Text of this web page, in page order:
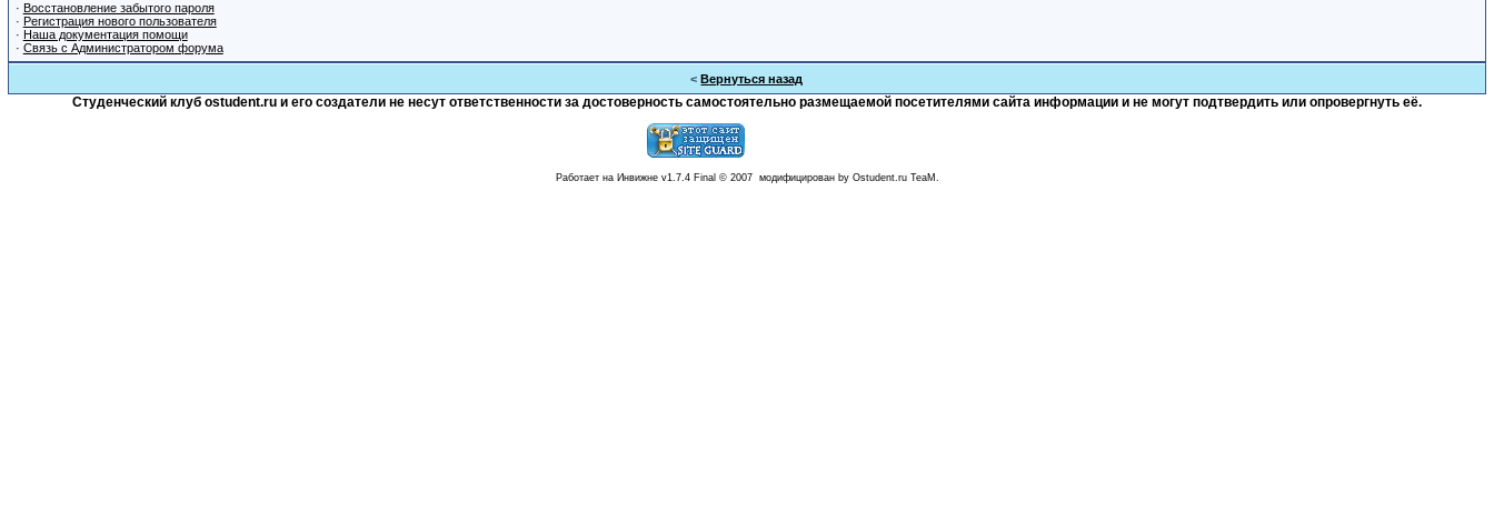
· Восстановление забытого пароля
· Регистрация нового пользователя
· Наша документация помощи
· Связь с Администратором форума
<Вернуться назад
Студенческий клуб ostudent.ru и его создатели не несут ответственности за достоверность самостоятельно размещаемой посетителями сайта информации и не могут подтвердить или опровергнуть её.
Работает на Инвижне v1.7.4 Final © 2007 модифицирован by Ostudent.ru TeaM.